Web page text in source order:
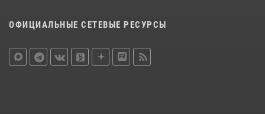
ОФИЦИАЛЬНЫЕ СЕТЕВЫЕ РЕСУРСЫ